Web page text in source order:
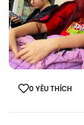
0 YÊU THÍCH